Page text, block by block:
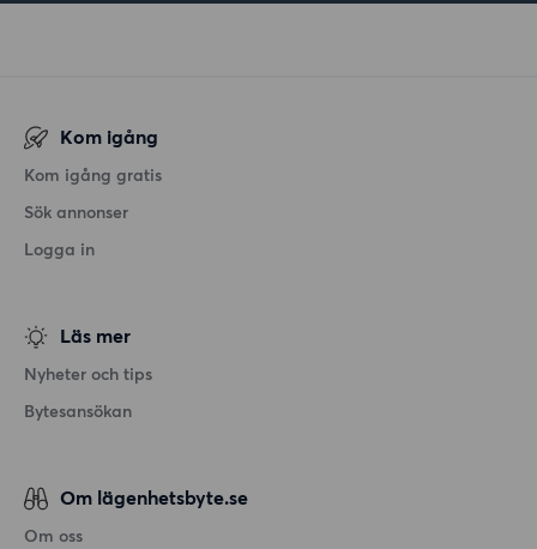
Kom igång
Kom igång gratis
Sök annonser
Logga in
Läs mer
Nyheter och tips
Bytesansökan
Om lägenhetsbyte.se
Om oss